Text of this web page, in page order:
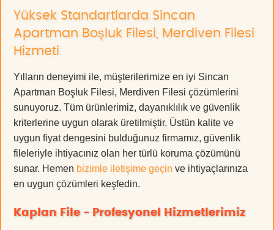
Yüksek Standartlarda Sincan
Apartman Boşluk Filesi, Merdiven Filesi
Hizmeti
Yılların deneyimi ile, müşterilerimize en iyi Sincan
Apartman Boşluk Filesi, Merdiven Filesi çözümlerini
sunuyoruz. Tüm ürünlerimiz, dayanıklılık ve güvenlik
kriterlerine uygun olarak üretilmiştir. Üstün kalite ve
uygun fiyat dengesini bulduğunuz firmamız, güvenlik
fileleriyle ihtiyacınız olan her türlü koruma çözümünü
sunar. Hemen bizimle iletişime geçin ve ihtiyaçlarınıza
en uygun çözümleri keşfedin.
Kaplan File - Profesyonel Hizmetlerimiz